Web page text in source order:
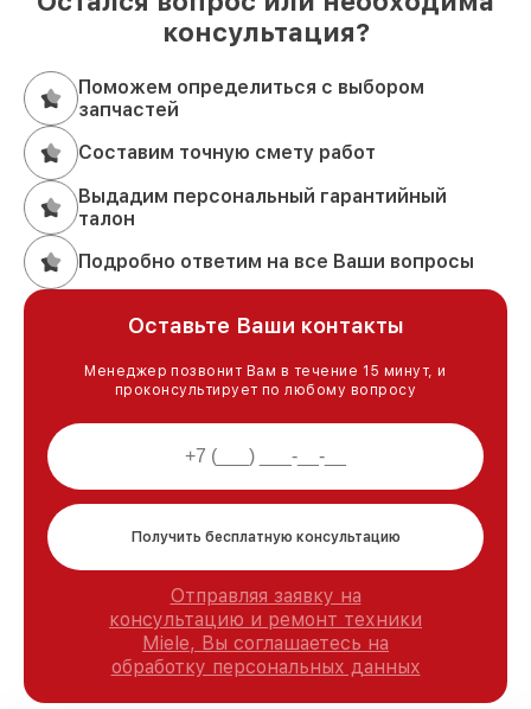
консультация?
Поможем определиться с выбором
запчастей
Составим точную смету работ
Выдадим персональный гарантийный
талон
Подробно ответим на все Ваши вопросы
Оставьте Ваши контакты
Менеджер позвонит Вам в течение 15 минут, и
проконсультирует по любому вопросу
Получить бесплатную консультацию
Отправляя заявку на
консультацию и ремонт техники
Miele, Вы соглашаетесь на
обработку персональных данных